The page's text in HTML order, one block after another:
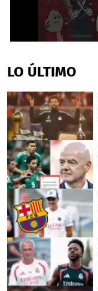
of
34
LO ÚLTIMO